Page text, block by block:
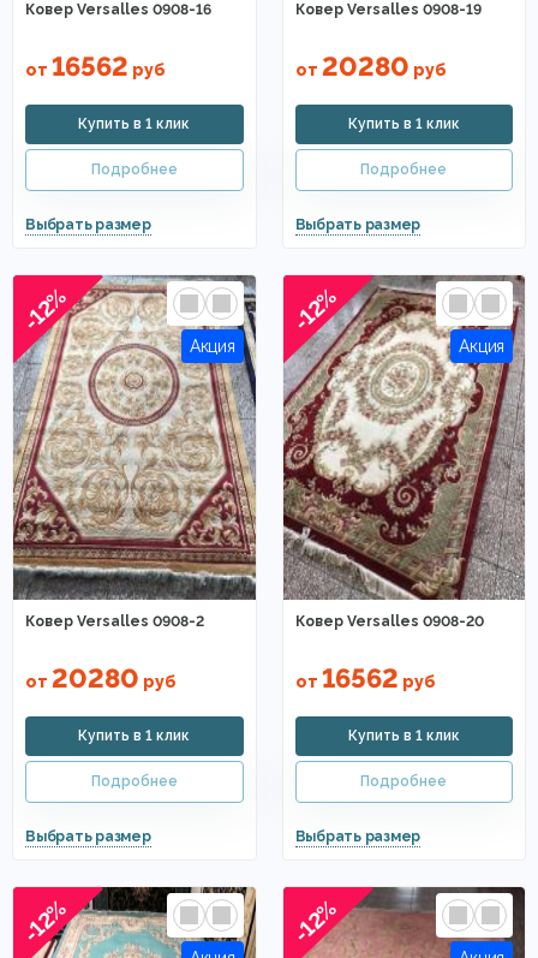
Ковер Versalles 0908-16
от 16562 руб
Ковер Versalles 0908-19
от 20280 руб
-12%
Ковер Versalles 0908-2
от 20280 руб
-12%
Ковер Versalles 0908-20
от 16562 руб
-12% -12%